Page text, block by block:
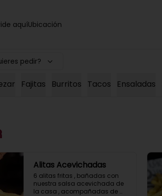
aquíUbicación
pedir?
Fajitas Burritos Tacos Ensaladas
Alitas Acevichadas
6 alitas fritas , bañadas con
nuestra salsa acevichada de
la casa , acompañadas de